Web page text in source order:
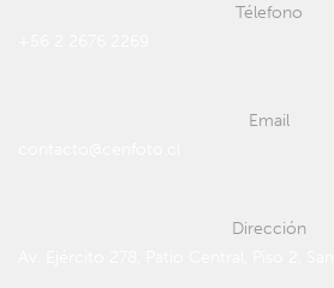
Télefono
Email
Dirección